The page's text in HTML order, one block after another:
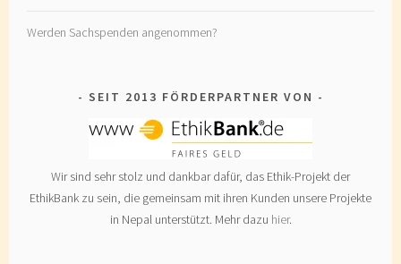
Werden Sachspenden angenommen?
SEIT 2013 FÖRDERPARTNER VON
Wir sind sehr stolz und dankbar dafür, das Ethik-Projekt der
EthikBank zu sein, die gemeinsam mit ihren Kunden unsere Projekte
in Nepal unterstützt. Mehr dazu hier.